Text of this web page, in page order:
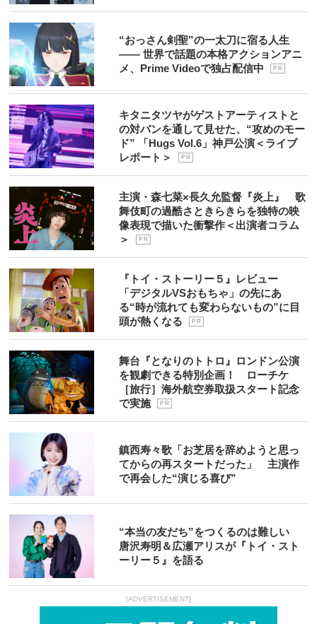
“おっさん剣聖”の一太刀に宿る人生
―― 世界で話題の本格アクションアニ
メ、Prime Videoで独占配信中
P R
キタニタツヤがゲストアーティストと
の対バンを通して見せた、“攻めのモー
ド” 「Hugs Vol.6」神戸公演＜ライブ
レポート＞
P R
主演・森七菜×長久允監督『炎上』 歌
舞伎町の過酷さときらきらを独特の映
像表現で描いた衝撃作＜出演者コラム
＞
P R
『トイ・ストーリー５』レビュー
「デジタルVSおもちゃ」の先にあ
る“時が流れても変わらないもの”に目
頭が熱くなる
P R
舞台『となりのトトロ』ロンドン公演
を観劇できる特別企画！ ローチケ
［旅行］海外航空券取扱スタート記念
で実施
P R
鎮西寿々歌「お芝居を辞めようと思っ
てからの再スタートだった」 主演作
で再会した“演じる喜び”
“本当の友だち”をつくるのは難しい
唐沢寿明＆広瀬アリスが『トイ・スト
ーリー５』を語る
[ADVERTISEMENT]